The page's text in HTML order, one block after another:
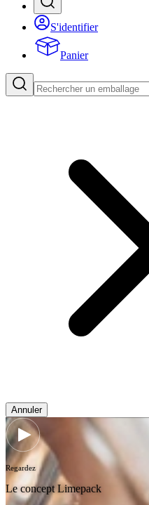
S'identifier
Panier
Annuler
Regardez
Le concept Limepack